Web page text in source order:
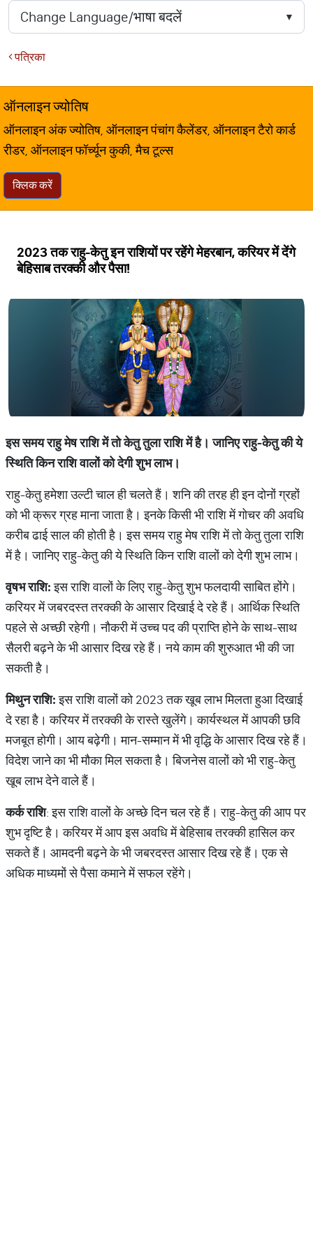
पत्रिका
ऑनलाइन ज्योतिष
ऑनलाइन अंक ज्योतिष, ऑनलाइन पंचांग कैलेंडर, ऑनलाइन टैरो कार्ड
रीडर, ऑनलाइन फॉर्च्यून कुकी, मैच टूल्स
क्लिक करें
2023 तक राहु-केतु इन राशियों पर रहेंगे मेहरबान, करियर में देंगे
बेहिसाब तरक्की और पैसा!
इससमयराहुमेषराशिमेंतोकेतुतुलाराशिमेंहै। जानिएराहु-केतुकीये
स्थितिकिनराशिवालोंकोदेगीशुभलाभ।
राहु-केतु हमेशा उल्टी चाल ही चलते हैं। शनि की तरह ही इन दोनों ग्रहों
को भी क्रूर ग्रह माना जाता है। इनके किसी भी राशि में गोचर की अवधि
करीब ढाई साल की होती है। इस समय राहु मेष राशि में तो केतु तुला राशि
में है। जानिए राहु-केतु की ये स्थिति किन राशि वालों को देगी शुभ लाभ।
वृषभराशि:इस राशि वालों के लिए राहु-केतु शुभ फलदायी साबित होंगे।
करियर में जबरदस्त तरक्की के आसार दिखाई दे रहे हैं। आर्थिक स्थिति
पहले से अच्छी रहेगी। नौकरी में उच्च पद की प्राप्ति होने के साथ-साथ
सैलरी बढ़ने के भी आसार दिख रहे हैं। नये काम की शुरुआत भी की जा
सकती है।
मिथुनराशि:इस राशि वालों को 2023 तक खूब लाभ मिलता हुआ दिखाई
दे रहा है। करियर में तरक्की के रास्ते खुलेंगे। कार्यस्थल में आपकी छवि
मजबूत होगी। आय बढ़ेगी। मान-सम्मान में भी वृद्धि के आसार दिख रहे हैं।
विदेश जाने का भी मौका मिल सकता है। बिजनेस वालों को भी राहु-केतु
खूब लाभ देने वाले हैं।
कर्कराशि: इस राशि वालों के अच्छे दिन चल रहे हैं। राहु-केतु की आप पर
शुभ दृष्टि है। करियर में आप इस अवधि में बेहिसाब तरक्की हासिल कर
सकते हैं। आमदनी बढ़ने के भी जबरदस्त आसार दिख रहे हैं। एक से
अधिक माध्यमों से पैसा कमाने में सफल रहेंगे।